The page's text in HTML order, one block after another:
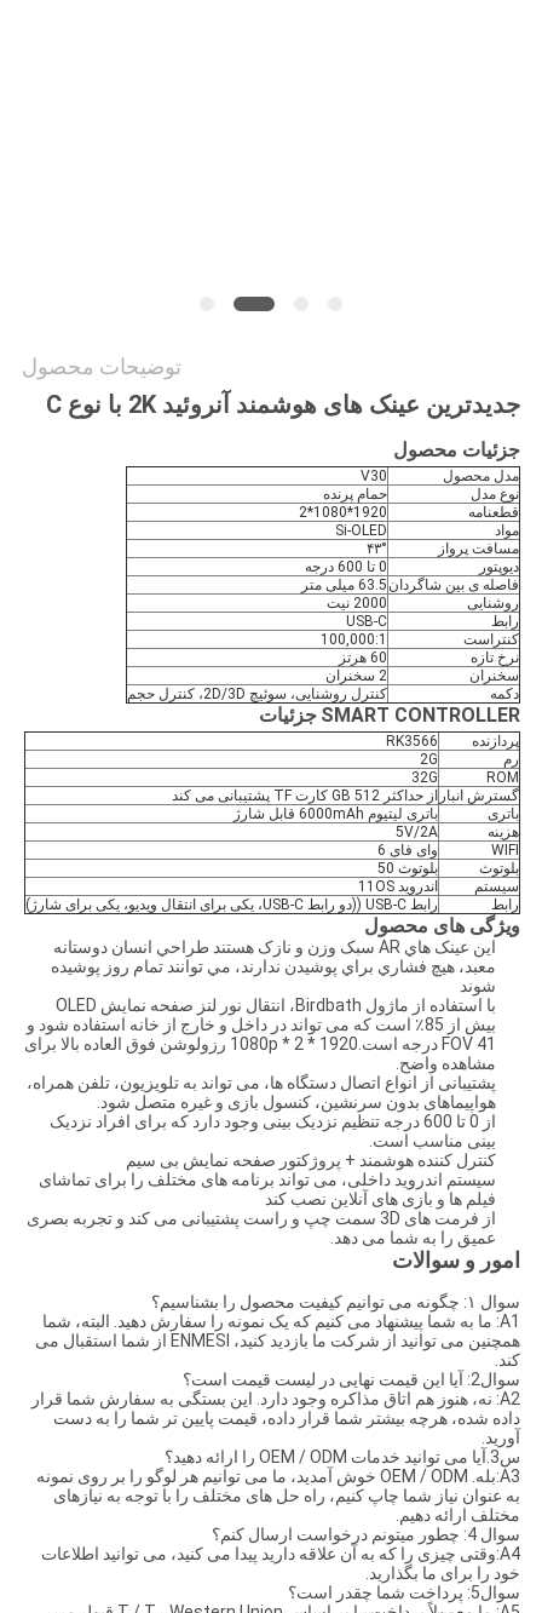
توضیحات محصول
جدیدترین عینک های هوشمند آنروئید 2K با نوع C
جزئیات محصول
مدل محصول
V30
نوع مدل
حمام پرنده
قطعنامه
1920*1080*2
مواد
Si-OLED
مسافت پرواز
۴۳°
دیوپتور
0 تا 600 درجه
فاصله ی بین شاگردان 63.5 میلی متر
روشنایی
2000 نیت
رابط
USB-C
کنتراست
100,000:1
نرخ تازه
60 هرتز
سخنران
2 سخنران
دکمه
کنترل روشنایی، سوئیچ 2D/3D، کنترل حجم
SMART CONTROLLER جزئیات
پردازنده
RK3566
رم
2G
ROM
32G
گسترش انبار از حداکثر 512 GB کارت TF پشتیبانی می کند
باتری
باتری لیتیوم 6000mAh قابل شارژ
هزینه
5V/2A
WIFI
وای فای 6
بلوتوث
بلوتوث 50
سیستم
اندروید 11OS
رابط
رابط USB-C ((دو رابط USB-C، یکی برای انتقال ویدیو، یکی برای شارژ)
ویژگی های محصول
اين عينک هاي AR سبک وزن و نازک هستند طراحي انسان دوستانه
معبد، هيچ فشاري براي پوشيدن ندارند، مي توانند تمام روز پوشيده
شوند
با استفاده از ماژول Birdbath، انتقال نور لنز صفحه نمایش OLED
بیش از 85٪ است که می تواند در داخل و خارج از خانه استفاده شود و
FOV 41 درجه است.1920 * 1080p * 2 رزولوشن فوق العاده بالا برای
مشاهده واضح.
پشتیبانی از انواع اتصال دستگاه ها، می تواند به تلویزیون، تلفن همراه،
هواپیماهای بدون سرنشین، کنسول بازی و غیره متصل شود.
از 0 تا 600 درجه تنظیم نزدیک بینی وجود دارد که برای افراد نزدیک
بینی مناسب است.
کنترل کننده هوشمند + پروژکتور صفحه نمایش بی سیم
سیستم اندروید داخلی، می تواند برنامه های مختلف را برای تماشای
فیلم ها و بازی های آنلاین نصب کند
از فرمت های 3D سمت چپ و راست پشتیبانی می کند و تجربه بصری
عمیق را به شما می دهد.
امور و سوالات
سوال ۱: چگونه می توانیم کیفیت محصول را بشناسیم؟
A1: ما به شما پیشنهاد می کنیم که یک نمونه را سفارش دهید. البته، شما
همچنین می توانید از شرکت ما بازدید کنید، ENMESI از شما استقبال می
کند.
سوال2: آیا این قیمت نهایی در لیست قیمت است؟
A2: نه، هنوز هم اتاق مذاکره وجود دارد. این بستگی به سفارش شما قرار
داده شده، هرچه بیشتر شما قرار داده، قیمت پایین تر شما را به دست
آورید.
س3.آیا می توانید خدمات OEM / ODM را ارائه دهید؟
A3:بله. OEM / ODM خوش آمدید، ما می توانیم هر لوگو را بر روی نمونه
به عنوان نیاز شما چاپ کنیم، راه حل های مختلف را با توجه به نیازهای
مختلف ارائه دهیم.
سوال 4: چطور ميتونم درخواست ارسال کنم؟
A4:وقتی چیزی را که به آن علاقه دارید پیدا می کنید، می توانید اطلاعات
خود را برای ما بگذارید.
سوال5: پرداخت شما چقدر است؟